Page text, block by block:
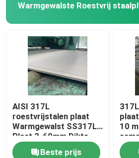
de bar van de roestvrij staalhoek
Roestvrij staal Vlakke Bar
U-balk van roestvrij staal
ruwe staalstaaf
Hexbar van roestvrij staal
Warmgewalste Roestvrij
AISI 317L
roestvrijstalen plaat
Warmgewalst SS317L
Plaat 3-60mm Dikte
1500mm-2000mm
BreedteBeste prijs
10